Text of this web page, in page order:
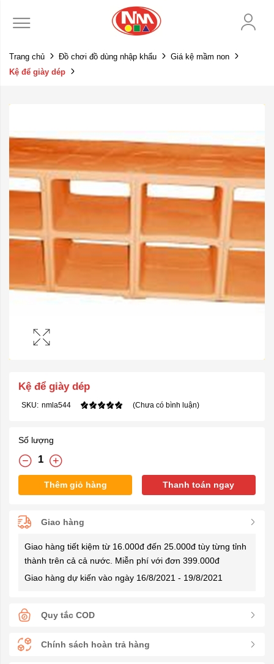
Trang chủ Đồ chơi đồ dùng nhập khẩu
Giá kệ mầm non
Kệ để giày dép
Kệ để giày dép
SKU: nmla544 (Chưa có bình luận)
Số lượng
Thêm giỏ hàng Thanh toán ngay
Giao hàng
Giao hàng tiết kiệm từ 16.000đ đến 25.000đ tùy từng tỉnh
thành trên cả cả nước. Miễn phí với đơn 399.000đ
Giao hàng dự kiến vào ngày 16/8/2021 - 19/8/2021
Quy tắc COD
Chính sách hoàn trả hàng